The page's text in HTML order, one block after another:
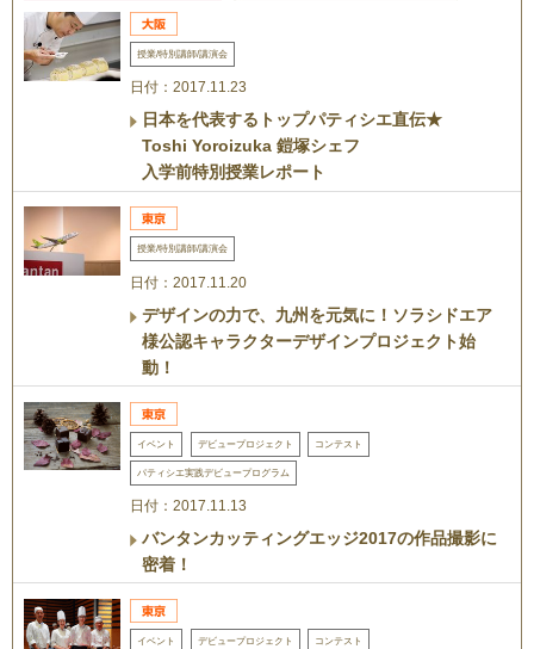
授業/特別講師/講演会
日付：2017.11.23
日本を代表するトップパティシエ直伝★
Toshi Yoroizuka 鎧塚シェフ
入学前特別授業レポート
授業/特別講師/講演会
日付：2017.11.20
デザインの力で、九州を元気に！ソラシドエア
様公認キャラクターデザインプロジェクト始
動！
イベント デビュープロジェクト コンテスト
パティシエ実践デビュープログラム
日付：2017.11.13
バンタンカッティングエッジ2017の作品撮影に
密着！
イベント デビュープロジェクト コンテスト